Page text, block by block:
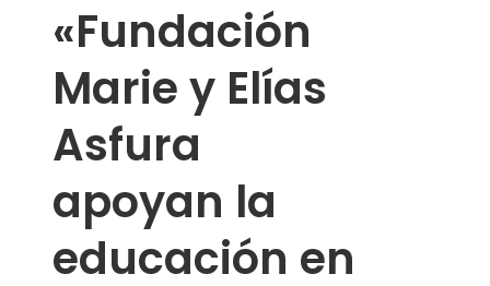
«Fundación
Marie y Elías
Asfura
apoyan la
educación en